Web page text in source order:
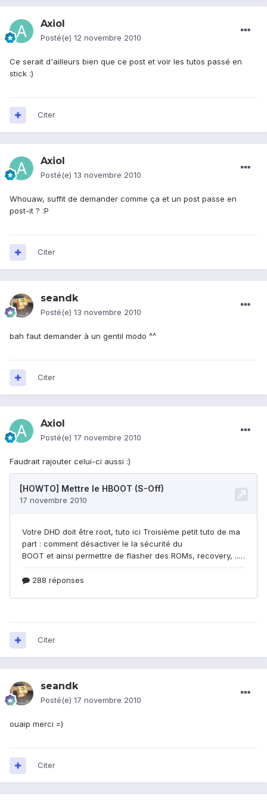
Axiol
Posté(e) 12 novembre 2010
Ce serait d'ailleurs bien que ce post et voir les tutos passé en
stick :)
Citer
Axiol
Posté(e) 13 novembre 2010
Whouaw, suffit de demander comme ça et un post passe en
post-it ? :P
Citer
seandk
Posté(e) 13 novembre 2010
bah faut demander à un gentil modo ^^
Citer
Axiol
Posté(e) 17 novembre 2010
Faudrait rajouter celui-ci aussi :)
Citer
seandk
Posté(e) 17 novembre 2010
ouaip merci =)
Citer